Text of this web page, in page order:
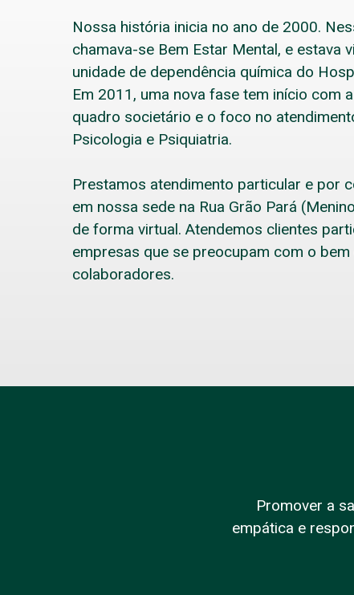
Nossa história inicia no ano de 2000.
chamava-se Bem Estar Mental, e estava
unidade de dependência química do
Em 2011, uma nova fase tem início com
quadro societário e o foco no
Psicologia e Psiquiatria.
Prestamos atendimento particular e por
em nossa sede na Rua Grão Pará
de forma virtual. Atendemos clientes
empresas que se preocupam com o
colaboradores.
Promover a
empática e